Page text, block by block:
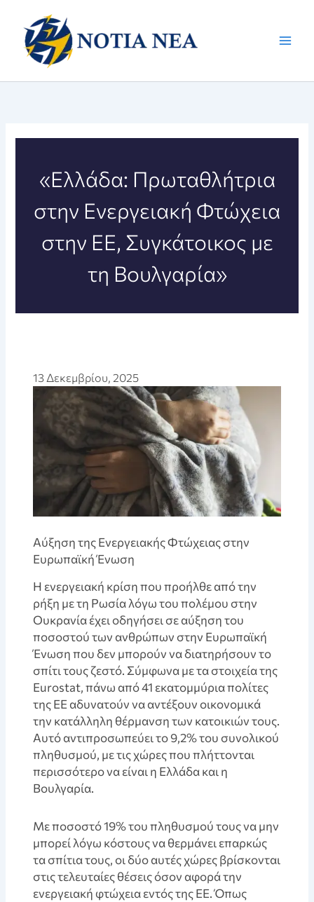
περιεχόμενο
«Ελλάδα: Πρωταθλήτρια
στην Ενεργειακή Φτώχεια
στην ΕΕ, Συγκάτοικος με
τη Βουλγαρία»
13 Δεκεμβρίου, 2025
Αύξηση της Ενεργειακής Φτώχειας στην
Ευρωπαϊκή Ένωση
Η ενεργειακή κρίση που προήλθε από την
ρήξη με τη Ρωσία λόγω του πολέμου στην
Ουκρανία έχει οδηγήσει σε αύξηση του
ποσοστού των ανθρώπων στην Ευρωπαϊκή
Ένωση που δεν μπορούν να διατηρήσουν το
σπίτι τους ζεστό. Σύμφωνα με τα στοιχεία της
Eurostat, πάνω από 41 εκατομμύρια πολίτες
της ΕΕ αδυνατούν να αντέξουν οικονομικά
την κατάλληλη θέρμανση των κατοικιών τους.
Αυτό αντιπροσωπεύει το 9,2% του συνολικού
πληθυσμού, με τις χώρες που πλήττονται
περισσότερο να είναι η Ελλάδα και η
Βουλγαρία.
Με ποσοστό 19% του πληθυσμού τους να μην
μπορεί λόγω κόστους να θερμάνει επαρκώς
τα σπίτια τους, οι δύο αυτές χώρες βρίσκονται
στις τελευταίες θέσεις όσον αφορά την
ενεργειακή φτώχεια εντός της ΕΕ. Όπως